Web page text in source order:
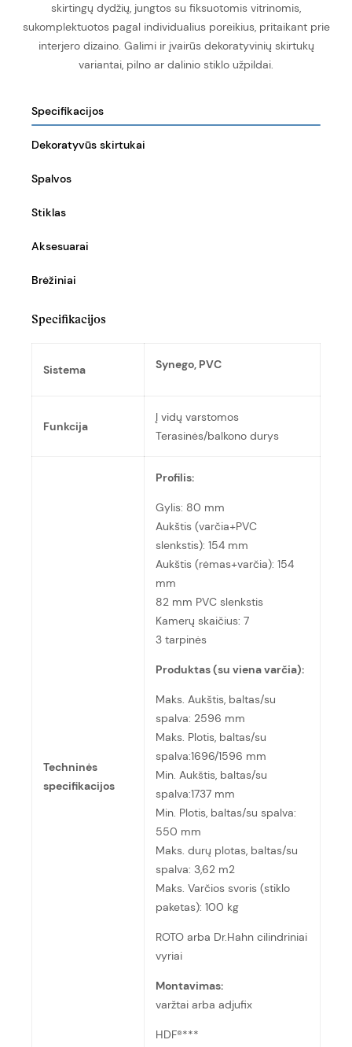
skirtingų dydžių, jungtos su fiksuotomis vitrinomis,
sukomplektuotos pagal individualius poreikius, pritaikant prie
interjero dizaino. Galimi ir įvairūs dekoratyvinių skirtukų
variantai, pilno ar dalinio stiklo užpildai.
Specifikacijos
Dekoratyvūs skirtukai
Spalvos
Stiklas
Aksesuarai
Brėžiniai
Specifikacijos
Sistema Synego, PVC
Funkcija
Į vidų varstomos
Terasinės/balkono durys
Techninės
specifikacijos
Profilis:
Gylis: 80 mm
Aukštis (varčia+PVC
slenkstis): 154 mm
Aukštis (rėmas+varčia): 154
mm
82 mm PVC slenkstis
Kamerų skaičius: 7
3 tarpinės
Produktas (su viena varčia):
Maks. Aukštis, baltas/su
spalva: 2596 mm
Maks. Plotis, baltas/su
spalva:1696/1596 mm
Min. Aukštis, baltas/su
spalva:1737 mm
Min. Plotis, baltas/su spalva:
550 mm
Maks. durų plotas, baltas/su
spalva: 3,62 m2
Maks. Varčios svoris (stiklo
paketas): 100 kg
ROTO arba Dr.Hahn cilindriniai
vyriai
Montavimas:
varžtai arba adjufix
HDF®***